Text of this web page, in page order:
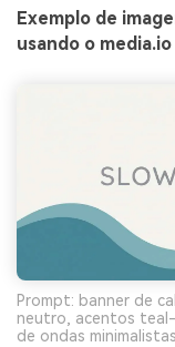
Exemplo de
usando o media.io
Prompt: banner de
neutro, acentos
de ondas